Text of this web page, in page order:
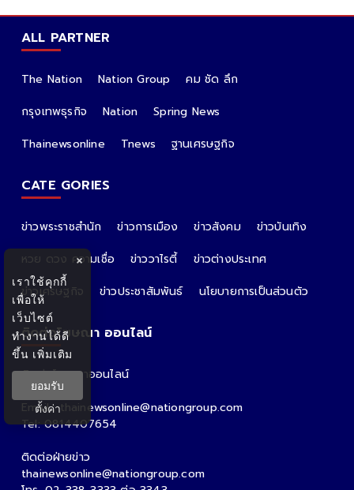
ALL PARTNER
The Nation Nation Group
คม ชัด ลึก
กรุงเทพธุรกิจ
Nation
Spring News
Thainewsonline
Tnews ฐานเศรษฐกิจ
CATE GORIES
ข่าวพระราชสำนัก ข่าวการเมือง ข่าวสังคม
ข่าวบันเทิง
หวย ดวง ความเชื่อ
ข่าววาไรตี้
ข่าวต่างประเทศ
ข่าวเศรษฐกิจ
ข่าวประชาสัมพันธ์ นโยบายการเป็นส่วนตัว
ติดต่อโฆษณา ออนไลน์
ติดต่อโฆษณาออนไลน์
คุณอ้อ
Email : thainewsonline@nationgroup.com
Tel: 0814407654
ติดต่อฝ่ายข่าว
thainewsonline@nationgroup.com
×
เราใช้คุกกี้
เพื่อให้
เว็บไซต์
ทำงานได้ดี
ขึ้น เพิ่มเติม
ยอมรับ
ตั้งค่า